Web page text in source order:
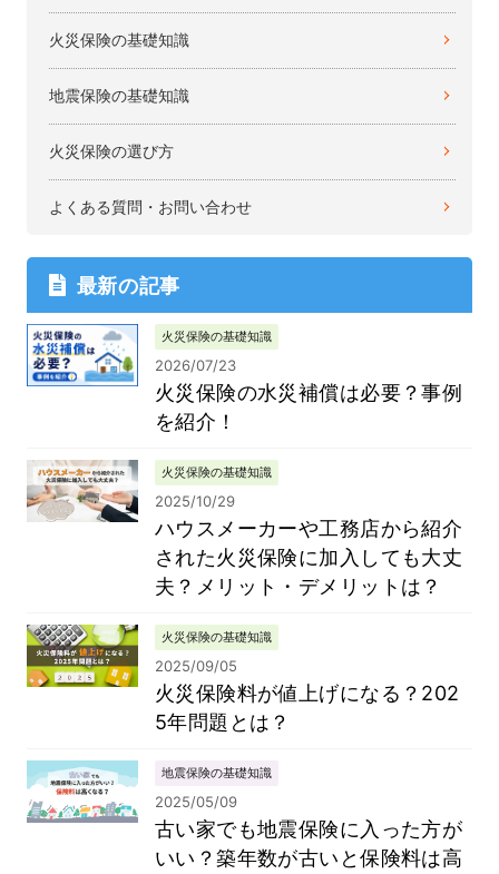
火災保険の基礎知識
地震保険の基礎知識
火災保険の選び方
よくある質問・お問い合わせ
最新の記事
火災保険の基礎知識
2026/07/23
火災保険の水災補償は必要？事例
を紹介！
火災保険の基礎知識
2025/10/29
ハウスメーカーや工務店から紹介
された火災保険に加入しても大丈
夫？メリット・デメリットは？
火災保険の基礎知識
2025/09/05
火災保険料が値上げになる？202
5年問題とは？
地震保険の基礎知識
2025/05/09
古い家でも地震保険に入った方が
いい？築年数が古いと保険料は高